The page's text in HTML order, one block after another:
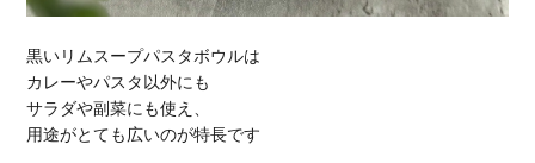
黒いリムスープパスタボウルは
カレーやパスタ以外にも
サラダや副菜にも使え、
用途がとても広いのが特長です